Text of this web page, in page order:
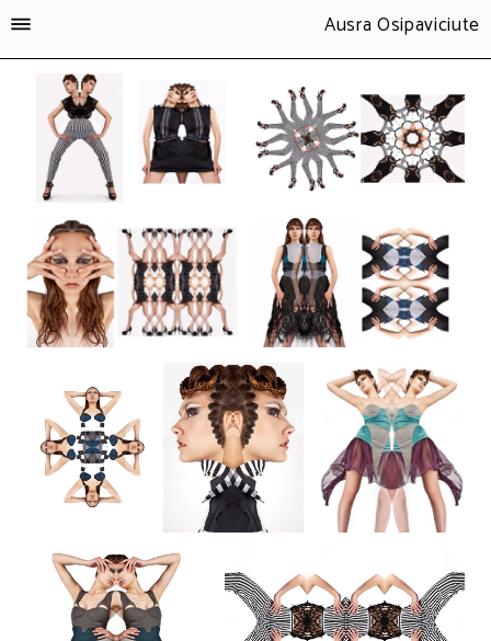
Ausra Osipaviciute